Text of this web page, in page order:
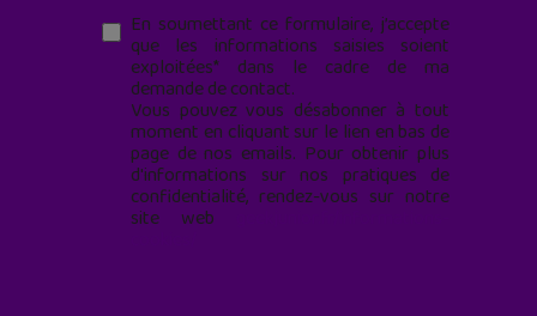
En soumettant ce formulaire, j’accepte
que les informations saisies soient
exploitées* dans le cadre de ma
demande de contact.
Vous pouvez vous désabonner à tout
moment en cliquant sur le lien en bas de
page de nos emails. Pour obtenir plus
d'informations sur nos pratiques de
confidentialité, rendez-vous sur notre
site web